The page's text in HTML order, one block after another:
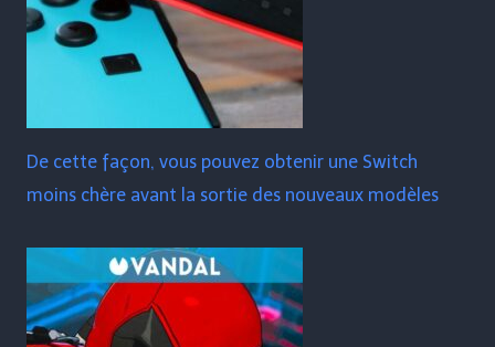
De cette façon, vous pouvez obtenir une Switch
moins chère avant la sortie des nouveaux modèles